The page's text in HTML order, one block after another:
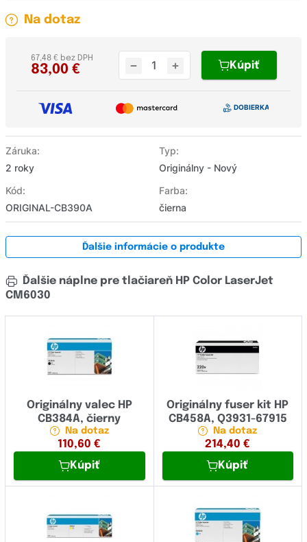
Záruka:
2 roky
Typ:
Originálny - Nový
Kód:
ORIGINAL-CB390A
Farba:
čierna
Na dotaz
83,00 €
67,48 € bez DPH
Kúpiť
Ďalšie informácie o produkte
Ďalšie náplne pre tlačiareň HP Color LaserJet
CM6030
Originálny valec HP
CB384A, čierny
Na dotaz
110,60 €
Kúpiť
Originálny fuser kit HP
CB458A, Q3931-67915
Na dotaz
214,40 €
Kúpiť